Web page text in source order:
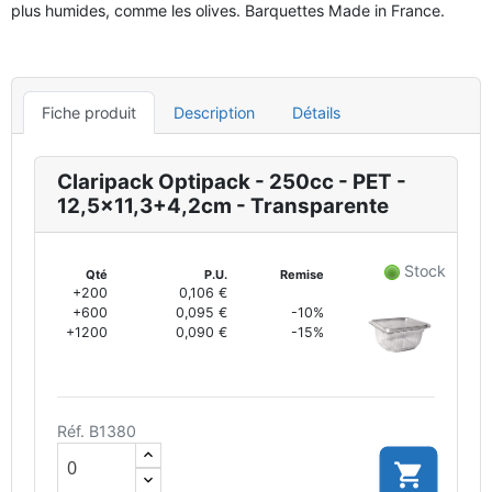
plus humides, comme les olives. Barquettes Made in France.
Fiche produit Description Détails
Claripack Optipack - 250cc - PET -
12,5x11,3+4,2cm - Transparente
Qté P.U. Remise
+200
0,106 €
+600
0,095 €
-10%
+1200
0,090 € -15%
Stock
Réf. B1380
